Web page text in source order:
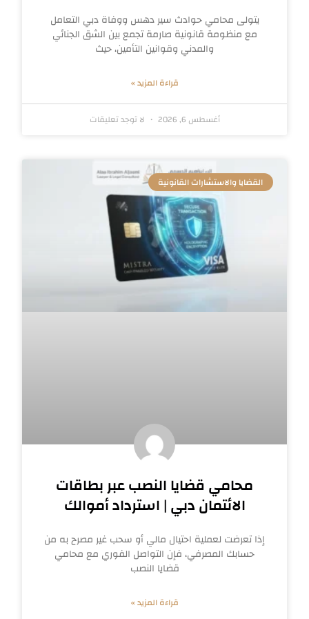
يتولى محامي حوادث سير دهس ووفاة دبي التعامل
مع منظومة قانونية صارمة تجمع بين الشق الجنائي
والمدني وقوانين التأمين، حيث
قراءة المزيد »
أغسطس 6, 2026 لا توجد تعليقات
القضايا والاستشارات القانونية
محامي قضايا النصب عبر بطاقات
الائتمان دبي | استرداد أموالك
إذا تعرضت لعملية احتيال مالي أو سحب غير مصرح به من
حسابك المصرفي، فإن التواصل الفوري مع محامي
قضايا النصب
قراءة المزيد »